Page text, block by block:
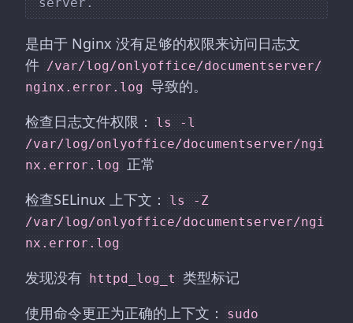
是由于 Nginx 没有足够的权限来访问日志文
件 /var/log/onlyoffice/documentserver/
nginx.error.log 导致的。
检查日志文件权限：
ls -l
/var/log/onlyoffice/documentserver/ngi
nx.error.log 正常
检查SELinux 上下文：
ls -Z
/var/log/onlyoffice/documentserver/ngi
nx.error.log
发现没有 httpd_log_t 类型标记
使用命令更正为正确的上下文：
sudo